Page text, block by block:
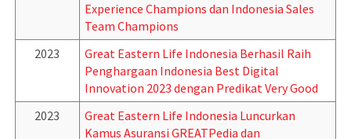
Experience Champions dan Indonesia Sales
Team Champions
2023
Great Eastern Life Indonesia Berhasil Raih
Penghargaan Indonesia Best Digital
Innovation 2023 dengan Predikat Very Good
2023
Great Eastern Life Indonesia Luncurkan
Kamus Asuransi GREATPedia dan